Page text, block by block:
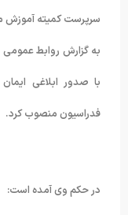
سرپرست کمیته
به گزارش روابط عمومی
با صدور ابلاغی
فدراسیون منصوب کرد.
در حکم وی آمده است: